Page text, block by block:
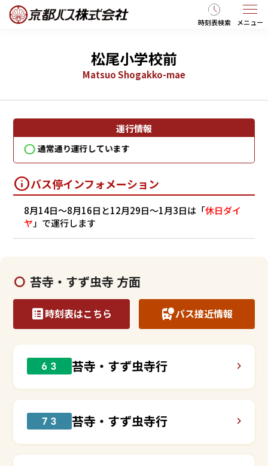
時刻表検索 メニュー
松尾小学校前
Matsuo Shogakko-mae
運行情報
通常通り運行しています
バス停インフォメーション
8月14日～8月16日と12月29日～1月3日は「休日ダイ
ヤ 」で運行します
苔寺・すず虫寺 方面
時刻表はこちら バス接近情報
６３ 苔寺・すず虫寺行
７３ 苔寺・すず虫寺行